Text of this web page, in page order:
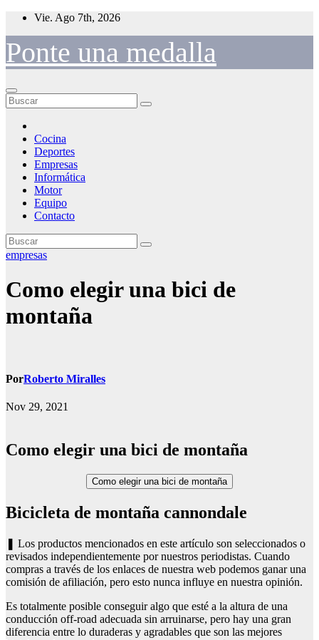
Saltar
contenido
Vie. Ago 7th, 2026
Ponte una medalla
Cocina
Deportes
Empresas
Informática
Motor
Equipo
Contacto
empresas
Como elegir una bici de
montaña
PorRoberto Miralles
Nov 29, 2021
Como elegir una bici de montaña
Como elegir una bici de montaña
Bicicleta de montaña cannondale
❚ Los productos mencionados en este artículo son seleccionados o
revisados independientemente por nuestros periodistas. Cuando
compras a través de los enlaces de nuestra web podemos ganar una
comisión de afiliación, pero esto nunca influye en nuestra opinión.
Es totalmente posible conseguir algo que esté a la altura de una
conducción off-road adecuada sin arruinarse, pero hay una gran
diferencia entre lo duraderas y agradables que son las mejores